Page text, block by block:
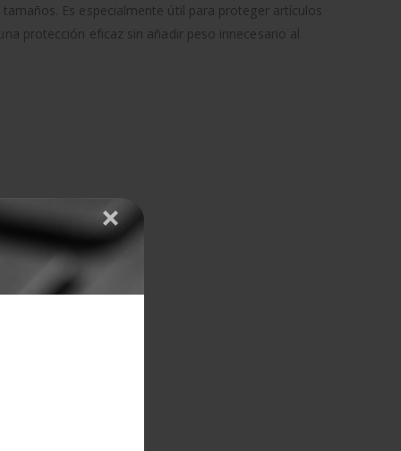
Es especialmente útil para proteger artículos
protección eficaz sin añadir peso innecesario al